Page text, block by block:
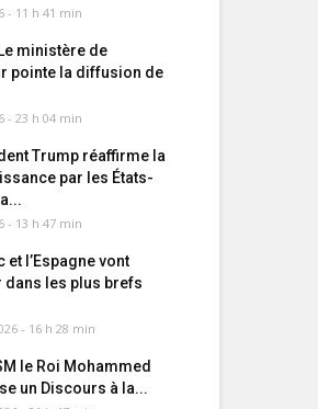
- 11 h 41 min
ministère de
pointe la diffusion de
- 23 h 04 min
Trump réaffirme la
par les États-
- 13 h 47 min
et l’Espagne vont
dans les plus brefs
- 16 h 28 min
le Roi Mohammed
un Discours à la...